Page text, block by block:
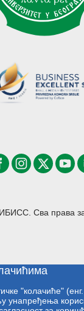
Сва права
"колачиће"
унапређења